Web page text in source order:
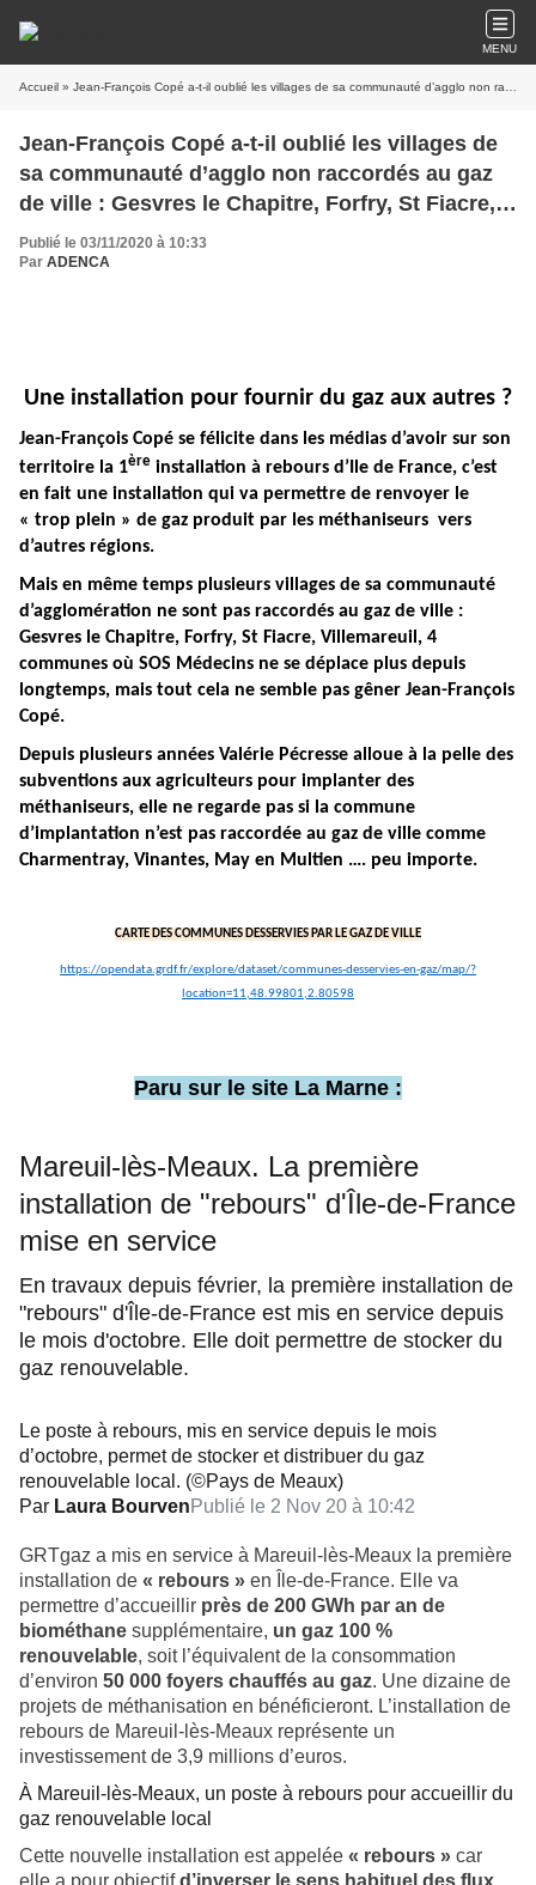
MENU
Accueil » Jean-François Copé a-t-il oublié les villages de sa communauté d’agglo non raccordés au gaz de ville : Gesvres le Chapitre, Forfry, St Fiacre, Villemareuil ?
Jean-François Copé a-t-il oublié les villages de
sa communauté d’agglo non raccordés au gaz
de ville : Gesvres le Chapitre, Forfry, St Fiacre,
Villemareuil ?
Publié le 03/11/2020 à 10:33
Par ADENCA
Une installation pour fournir du gaz aux autres ?
Jean-François Copé se félicite dans les médias d’avoir sur son
territoire la 1ère installation à rebours d’Ile de France, c’est
en fait une installation qui va permettre de renvoyer le
« trop plein » de gaz produit par les méthaniseurs vers
d’autres régions.
Mais en même temps plusieurs villages de sa communauté
d’agglomération ne sont pas raccordés au gaz de ville :
Gesvres le Chapitre, Forfry, St Fiacre, Villemareuil, 4
communes où SOS Médecins ne se déplace plus depuis
longtemps, mais tout cela ne semble pas gêner Jean-François
Copé.
Depuis plusieurs années Valérie Pécresse alloue à la pelle des
subventions aux agriculteurs pour implanter des
méthaniseurs, elle ne regarde pas si la commune
d’implantation n’est pas raccordée au gaz de ville comme
Charmentray, Vinantes, May en Multien …. peu importe.
CARTE DES COMMUNES DESSERVIES PAR LE GAZ DE VILLE
https://opendata.grdf.fr/explore/dataset/communes-desservies-en-gaz/map/?
location=11,48.99801,2.80598
Paru sur le site La Marne :
Mareuil-lès-Meaux. La première
installation de "rebours" d'Île-de-France
mise en service
En travaux depuis février, la première installation de
"rebours" d'Île-de-France est mis en service depuis
le mois d'octobre. Elle doit permettre de stocker du
gaz renouvelable.
Le poste à rebours, mis en service depuis le mois
d’octobre, permet de stocker et distribuer du gaz
renouvelable local. (©Pays de Meaux)
Par Laura BourvenPublié le 2 Nov 20 à 10:42
GRTgaz a mis en service à Mareuil-lès-Meaux la première
installation de « rebours » en Île-de-France. Elle va
permettre d’accueillir près de 200 GWh par an de
biométhane supplémentaire, un gaz 100 %
renouvelable, soit l’équivalent de la consommation
d’environ 50 000 foyers chauffés au gaz. Une dizaine de
projets de méthanisation en bénéficieront. L’installation de
rebours de Mareuil-lès-Meaux représente un
investissement de 3,9 millions d’euros.
À Mareuil-lès-Meaux, un poste à rebours pour accueillir du
gaz renouvelable local
Cette nouvelle installation est appelée « rebours » car